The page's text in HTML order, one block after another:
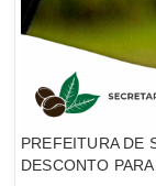
PREFEITURA DE
DESCONTO